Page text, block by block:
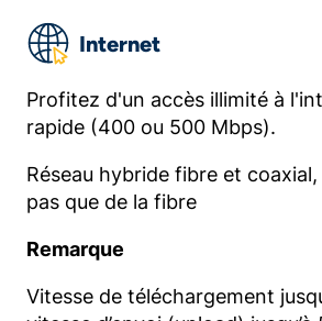
Internet
Profitez d'un accès illimité à
rapide (400 ou 500 Mbps).
Réseau hybride fibre et
pas que de la fibre
Remarque
Vitesse de téléchargement